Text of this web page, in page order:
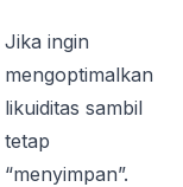
Jika ingin
mengoptimalkan
likuiditas sambil
tetap
“menyimpan”.